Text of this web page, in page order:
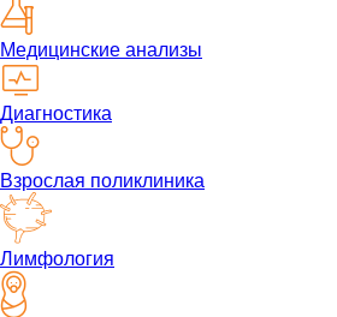
Медицинские анализы
Диагностика
Взрослая поликлиника
Лимфология